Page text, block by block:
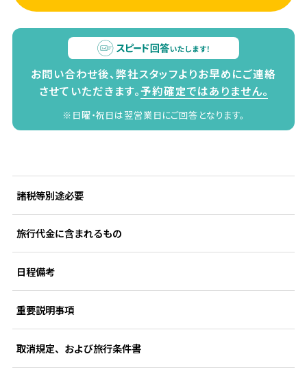
お問い合わせ後、弊社スタッフよりお早めにご連絡
させていただきます。予約確定ではありません。
※日曜・祝日は翌営業日にご回答となります。
諸税等別途必要
旅行代金に含まれるもの
日程備考
重要説明事項
取消規定、および旅行条件書